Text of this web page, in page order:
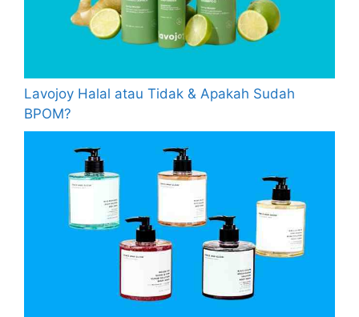
Lavojoy Halal atau Tidak & Apakah Sudah
BPOM?